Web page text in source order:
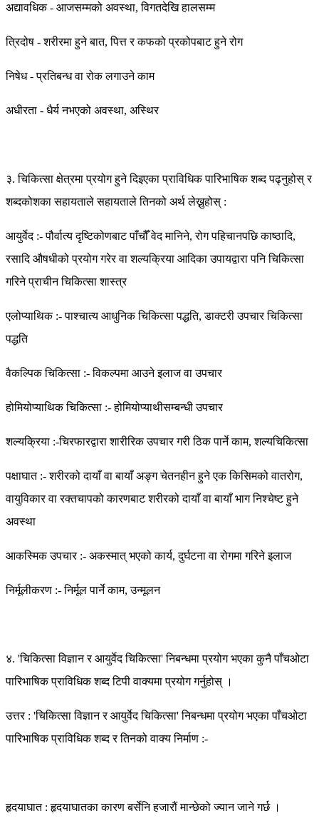
अद्यावधिक - आजसम्मको अवस्था, विगतदेखि हालसम्म
त्रिदोष - शरीरमा हुने बात, पित्त र कफको प्रकोपबाट हुने रोग
निषेध - प्रतिबन्ध वा रोक लगाउने काम
अधीरता - धैर्य नभएको अवस्था, अस्थिर
३. चिकित्सा क्षेत्रमा प्रयोग हुने दिइएका प्राविधिक पारिभाषिक शब्द पढ्नुहोस् र
शब्दकोशका सहायताले सहायताले तिनको अर्थ लेख्नुहोस् :
आयुर्वेद :- पौर्वात्य दृष्टिकोणबाट पाँचौँ वेद मानिने, रोग पहिचानपछि काष्ठादि,
रसादि औषधीको प्रयोग गरेर वा शल्यक्रिया आदिका उपायद्वारा पनि चिकित्सा
गरिने प्राचीन चिकित्सा शास्त्र
एलोप्याथिक :- पाश्चात्य आधुनिक चिकित्सा पद्धति, डाक्टरी उपचार चिकित्सा
पद्धति
वैकल्पिक चिकित्सा :- विकल्पमा आउने इलाज वा उपचार
होमियोप्याथिक चिकित्सा :- होमियोप्याथीसम्बन्धी उपचार
शल्यक्रिया :-चिरफारद्वारा शारीरिक उपचार गरी ठिक पार्ने काम, शल्यचिकित्सा
पक्षाघात :- शरीरको दायाँ वा बायाँ अङ्ग चेतनहीन हुने एक किसिमको वातरोग,
वायुविकार वा रक्तचापको कारणबाट शरीरको दायाँ वा बायाँ भाग निश्चेष्ट हुने
अवस्था
आकस्मिक उपचार :- अकस्मात् भएको कार्य, दुर्घटना वा रोगमा गरिने इलाज
निर्मूलीकरण :- निर्मूल पार्ने काम, उन्मूलन
४. 'चिकित्सा विज्ञान र आयुर्वेद चिकित्सा' निबन्धमा प्रयोग भएका कुनै पाँचओटा
पारिभाषिक प्राविधिक शब्द टिपी वाक्यमा प्रयोग गर्नुहोस् ।
उत्तर : 'चिकित्सा विज्ञान र आयुर्वेद चिकित्सा' निबन्धमा प्रयोग भएका पाँचओटा
पारिभाषिक प्राविधिक शब्द र तिनको वाक्य निर्माण :-
हृदयाघात : हृदयाघातका कारण बर्सेनि हजारौं मान्छेको ज्यान जाने गर्छ ।